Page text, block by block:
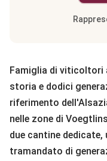
Famiglia di viticoltori
storia e dodici
riferimento
nelle zone di
due cantine
tramandato di